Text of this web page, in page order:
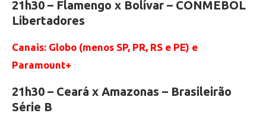
21h30 – Flamengo x Bolívar – CONMEBOL
Libertadores
Canais: Globo (menos SP, PR, RS e PE) e
Paramount+
21h30 – Ceará x Amazonas – Brasileirão
Série B